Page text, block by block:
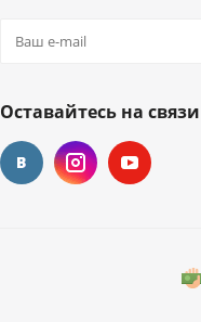
Оставайтесь на связи